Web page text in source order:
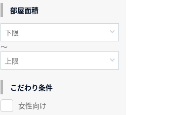
部屋面積
～
こだわり条件
女性向け